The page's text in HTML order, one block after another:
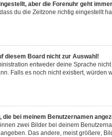
aber die Forenuhr geht
du die Zeitzone richtig eingestellt
diesem Board nicht zur Auswahl!
entweder deine Sprache
Falls es noch nicht existiert, würden
die bei meinem Benutzernamen
zwei Bilder bei deinem
Das andere, meist größere,